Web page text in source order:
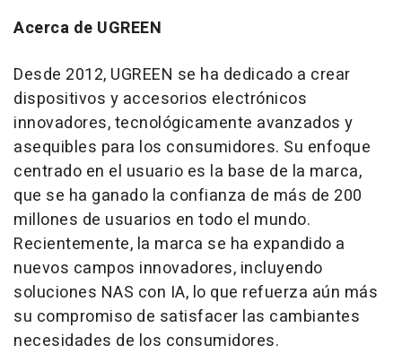
Acerca de UGREEN
Desde 2012, UGREEN se ha dedicado a crear
dispositivos y accesorios electrónicos
innovadores, tecnológicamente avanzados y
asequibles para los consumidores. Su enfoque
centrado en el usuario es la base de la marca,
que se ha ganado la confianza de más de 200
millones de usuarios en todo el mundo.
Recientemente, la marca se ha expandido a
nuevos campos innovadores, incluyendo
soluciones NAS con IA, lo que refuerza aún más
su compromiso de satisfacer las cambiantes
necesidades de los consumidores.